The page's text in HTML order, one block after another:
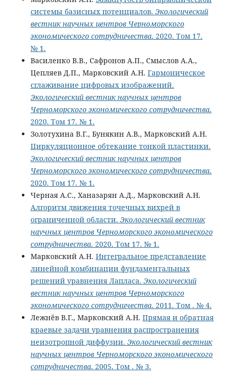
системы базисных потенциалов. Экологический
вестник научных центров Черноморского
экономического сотрудничества. 2020. Том 17.
№ 1.
Василенко В.В., Сафронов А.П., Смыслов А.А.,
Цепляев Д.П., Марковский А.Н. Гармоническое
сглаживание цифровых изображений.
Экологический вестник научных центров
Черноморского экономического сотрудничества.
2020. Том 17. № 1.
Золотухина В.Г., Бунякин А.В., Марковский А.Н.
Циркуляционное обтекание тонкой пластинки.
Экологический вестник научных центров
Черноморского экономического сотрудничества.
2020. Том 17. № 1.
Черная А.С., Ханазарян А.Д., Марковский А.Н.
Алгоритм движения точечных вихрей в
ограниченной области. Экологический вестник
научных центров Черноморского экономического
сотрудничества. 2020. Том 17. № 1.
Марковский А.Н. Интегральное представление
линейной комбинации фундаментальных
решений уравнения Лапласа. Экологический
вестник научных центров Черноморского
экономического сотрудничества. 2011. Том . № 4.
Лежнёв В.Г., Марковский А.Н. Прямая и обратная
краевые задачи уравнения распространения
неизотропной диффузии. Экологический вестник
научных центров Черноморского экономического
сотрудничества. 2005. Том . № 3.